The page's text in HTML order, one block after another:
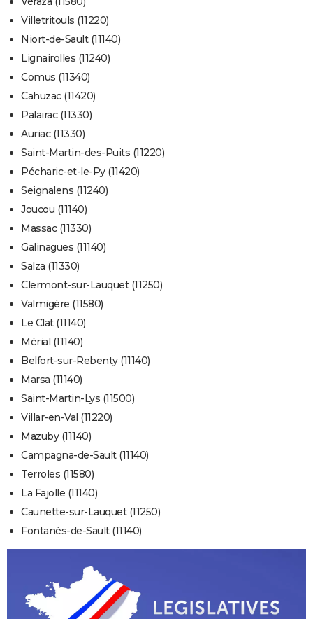
Villetritouls (11220)
Niort-de-Sault (11140)
Lignairolles (11240)
Comus (11340)
Cahuzac (11420)
Palairac (11330)
Auriac (11330)
Saint-Martin-des-Puits (11220)
Pécharic-et-le-Py (11420)
Seignalens (11240)
Joucou (11140)
Massac (11330)
Galinagues (11140)
Salza (11330)
Clermont-sur-Lauquet (11250)
Valmigère (11580)
Le Clat (11140)
Mérial (11140)
Belfort-sur-Rebenty (11140)
Marsa (11140)
Saint-Martin-Lys (11500)
Villar-en-Val (11220)
Mazuby (11140)
Campagna-de-Sault (11140)
Terroles (11580)
La Fajolle (11140)
Caunette-sur-Lauquet (11250)
Fontanès-de-Sault (11140)